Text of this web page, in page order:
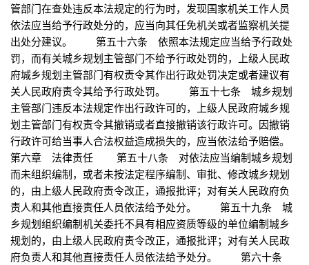
管部门在查处违反本法规定的行为时，发现国家机关工作人员
依法应当给予行政处分的，应当向其任免机关或者监察机关提
出处分建议。 第五十六条 依照本法规定应当给予行政处
罚，而有关城乡规划主管部门不给予行政处罚的，上级人民政
府城乡规划主管部门有权责令其作出行政处罚决定或者建议有
关人民政府责令其给予行政处罚。 第五十七条 城乡规划
主管部门违反本法规定作出行政许可的，上级人民政府城乡规
划主管部门有权责令其撤销或者直接撤销该行政许可。因撤销
行政许可给当事人合法权益造成损失的，应当依法给予赔偿。
第六章 法律责任 第五十八条 对依法应当编制城乡规划
而未组织编制，或者未按法定程序编制、审批、修改城乡规划
的，由上级人民政府责令改正，通报批评；对有关人民政府负
责人和其他直接责任人员依法给予处分。 第五十九条 城
乡规划组织编制机关委托不具有相应资质等级的单位编制城乡
规划的，由上级人民政府责令改正，通报批评；对有关人民政
府负责人和其他直接责任人员依法给予处分。 第六十条